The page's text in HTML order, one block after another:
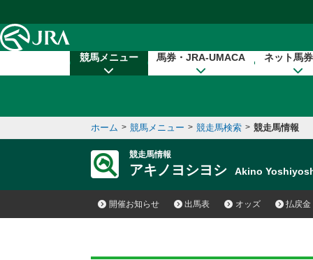
競馬メニュー 馬券・JRA-UMACA ネット馬
ホーム > 競馬メニュー > 競走馬検索 > 競走馬情報
競走馬情報
アキノヨシヨシ Akino
開催お知らせ 出馬表 オッズ 払戻金